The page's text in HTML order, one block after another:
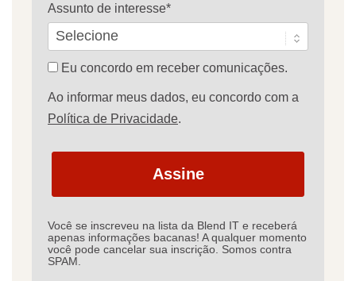
Assunto de interesse*
Eu concordo em receber comunicações.
Ao informar meus dados, eu concordo com a
Política de Privacidade.
Assine
Você se inscreveu na lista da Blend IT e receberá
apenas informações bacanas! A qualquer momento
você pode cancelar sua inscrição. Somos contra
SPAM.